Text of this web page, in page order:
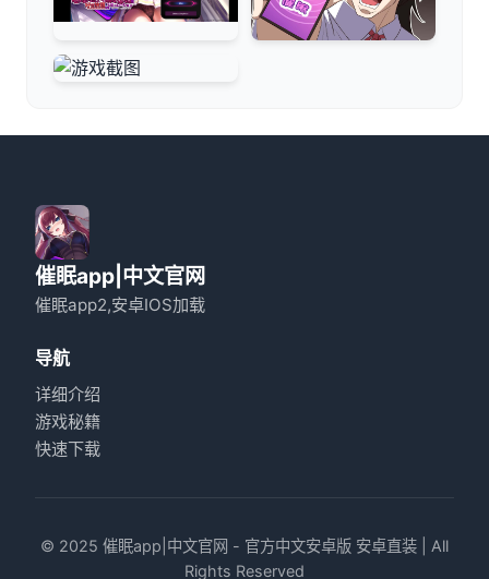
催眠app|中文官网
催眠app2,安卓IOS加载
导航
详细介绍
游戏秘籍
快速下载
© 2025 催眠app|中文官网 - 官方中文安卓版 安卓直装 | All
Rights Reserved